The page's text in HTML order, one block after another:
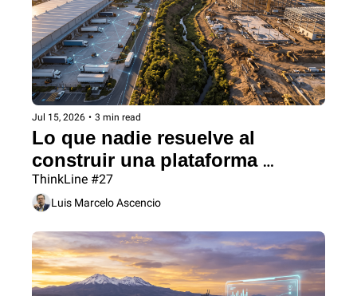
Jul 15, 2026 • 3 min read
Lo que nadie resuelve al
construir una plataforma
logística
ThinkLine #27
Luis Marcelo Ascencio